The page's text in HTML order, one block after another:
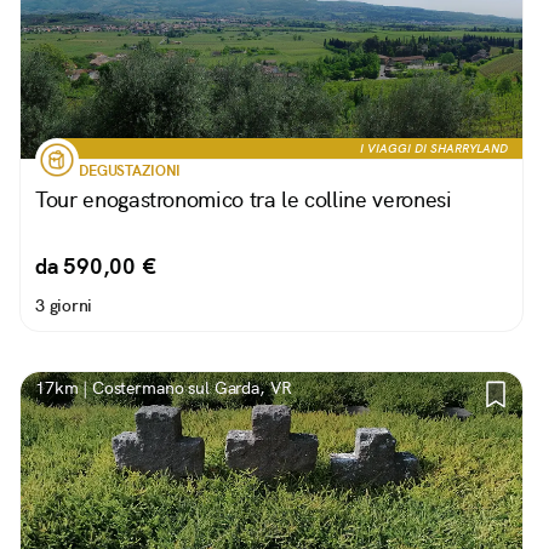
I VIAGGI DI SHARRYLAND
DEGUSTAZIONI
Tour enogastronomico tra le colline veronesi
da 590,00 €
3 giorni
17km | Costermano sul Garda, VR